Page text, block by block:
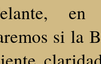
en
si la